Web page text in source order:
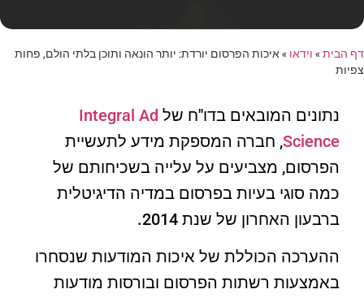
דף הבית» וידאו »איכות הפרסום יורדת: יותר הונאה ותוכן בלתי הולם, פחות
צפיות
נתונים המובאים בדו"ח של Integral Ad
Science, חברה המספקת מידע לתעשיית
הפרסום, מצביעים על עלייה בשכיחותם של
כמה סוגי בעיות בפרסום במדיה הדיגיטלית
ברבעון האחרון של שנת 2014.
ההערכה הכוללת של איכות המודעות שנסחרו
באמצעות רשתות הפרסום ובורסות מודעות